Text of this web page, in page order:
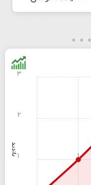
بازدید 1
1
2
3